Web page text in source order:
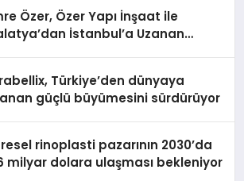
Özer, Özer Yapı İnşaat ile
İstanbul’a Uzanan
Türkiye’den dünyaya
güçlü büyümesini sürdürüyor
rinoplasti pazarının 2030’da
milyar dolara ulaşması bekleniyor